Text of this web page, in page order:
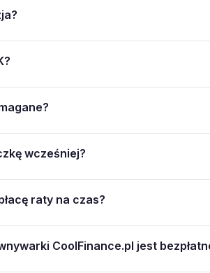
wcześniej?
raty na czas?
CoolFinance.pl jest